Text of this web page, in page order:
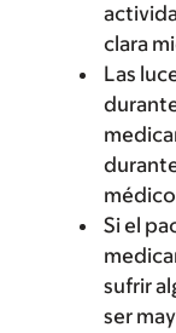
clara
Las
Si el
sufrir
ser